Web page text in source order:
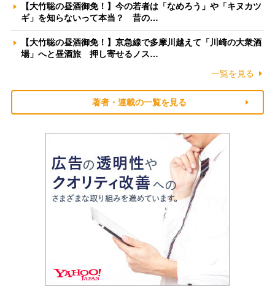
【大竹聡の昼酒御免！】今の若者は「なめろう」や「キヌカツ
ギ」を知らないって本当？ 昔の…
【大竹聡の昼酒御免！】京急線で多摩川越えて「川崎の大衆酒
場」へと昼酒旅 押し寄せるノス…
一覧を見る
著者・連載の一覧を見る